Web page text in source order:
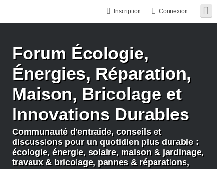
Connexion
Inscription
Forum Écologie,
Énergies, Réparation,
Maison, Bricolage et
Innovations Durables
Communauté d'entraide, conseils et
discussions pour un quotidien plus durable :
écologie, énergie, solaire, maison & jardinage,
travaux & bricolage, pannes & réparations,